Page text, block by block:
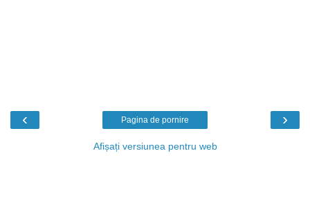
‹ ›
Pagina de pornire
Afișați versiunea pentru web